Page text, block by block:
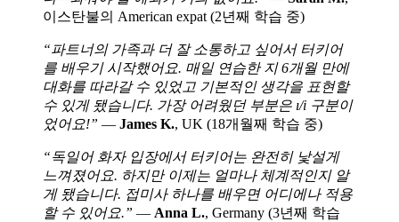
이스탄불의 American expat (2년째 학습 중)
“파트너의 가족과 더 잘 소통하고 싶어서 터키어
를 배우기 시작했어요. 매일 연습한 지 6개월 만에
대화를 따라갈 수 있었고 기본적인 생각을 표현할
수 있게 됐습니다. 가장 어려웠던 부분은 ı/i 구분이
었어요!” — James K., UK (18개월째 학습 중)
“독일어 화자 입장에서 터키어는 완전히 낯설게
느껴졌어요. 하지만 이제는 얼마나 체계적인지 알
게 됐습니다. 접미사 하나를 배우면 어디에나 적용
할 수 있어요.” — Anna L., Germany (3년째 학습